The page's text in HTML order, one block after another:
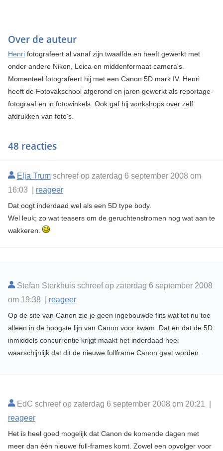
Over de auteur
Henrifotografeert al vanaf zijn twaalfde en heeft gewerkt met
onder andere Nikon, Leica en middenformaat camera's.
Momenteel fotografeert hij met een Canon 5D mark IV. Henri
heeft de Fotovakschool afgerond en jaren gewerkt als reportage-
fotograaf en in fotowinkels. Ook gaf hij workshops over zelf
afdrukken van foto's.
48 reacties
Elja Trumschreef op zaterdag 6 september 2008 om
16:03 | reageer
Dat oogt inderdaad wel als een 5D type body.
Wel leuk; zo wat teasers om de geruchtenstromen nog wat aan te
wakkeren.
Stefan Sterkhuis schreef op zaterdag 6 september 2008
om 19:38 | reageer
Op de site van Canon zie je geen ingebouwde flits wat tot nu toe
alleen in de hoogste lijn van Canon voor kwam. Dat en dat de 5D
inmiddels concurrentie krijgt maakt het inderdaad heel
waarschijnlijk dat dit de nieuwe fullframe Canon gaat worden.
EdC schreef op zaterdag 6 september 2008 om 20:21 |
reageer
Het is heel goed mogelijk dat Canon de komende dagen met
meer dan één nieuwe full-frames komt. Zowel een opvolger voor